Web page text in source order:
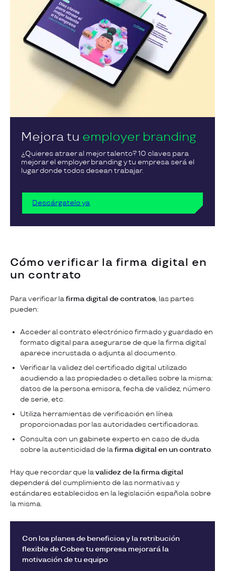
Mejora tu employer branding
¿Quieres atraer al mejor talento? 10 claves para
mejorar el employer branding y tu empresa será el
lugar donde todos desean trabajar.
Descárgatelo ya
Cómo verificar la firma digital en
un contrato
Para verificar lafirma digital de contratos, las partes
pueden:
Acceder al contrato electrónico firmado y guardado en
formato digital para asegurarse de que la firma digital
aparece incrustada o adjunta al documento.
Verificar la validez del certificado digital utilizado
acudiendo a las propiedades o detalles sobre la misma:
datos de la persona emisora, fecha de validez, número
de serie, etc.
Utiliza herramientas de verificación en línea
proporcionadas por las autoridades certificadoras.
Consulta con un gabinete experto en caso de duda
sobre la autenticidad de lafirma digital en un contrato.
Hay que recordar que lavalidez de la firma digital
dependerá del cumplimiento de las normativas y
estándares establecidos en la legislación española sobre
la misma.
Con los planes de beneficios y la retribución
flexible de Cobee tu empresa mejorará la
motivación de tu equipo